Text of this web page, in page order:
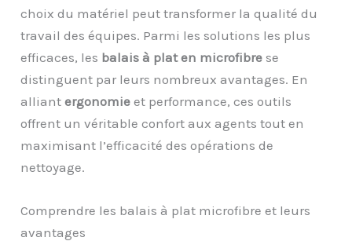
choix du matériel peut transformer la qualité du
travail des équipes. Parmi les solutions les plus
efficaces, les balais à plat en microfibre se
distinguent par leurs nombreux avantages. En
alliantergonomie et performance, ces outils
offrent un véritable confort aux agents tout en
maximisant l’efficacité des opérations de
nettoyage.
Comprendre les balais à plat microfibre et leurs
avantages